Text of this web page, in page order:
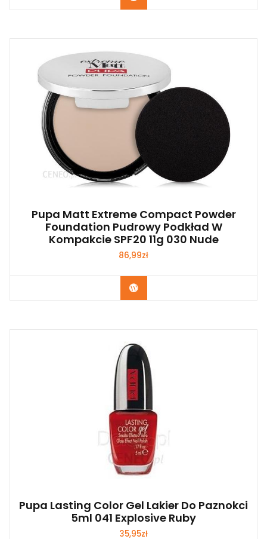
Pupa Matt Extreme Compact Powder
Foundation Pudrowy Podkład W
Kompakcie SPF20 11g 030 Nude
86,99zł
Zobacz
Pupa Lasting Color Gel Lakier Do Paznokci
5ml 041 Explosive Ruby
35,95zł